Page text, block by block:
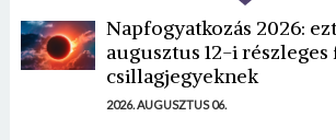
Napfogyatkozás 2026:
augusztus 12-i részleges
csillagjegyeknek
2026. AUGUSZTUS 06.